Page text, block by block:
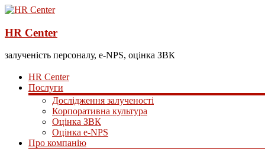
HR Center
залученість персоналу, e-NPS, оцінка ЗВК
HR Center
Послуги
Дослідження залученості
Корпоративна культура
Оцінка ЗВК
Оцінка e-NPS
Про компанію